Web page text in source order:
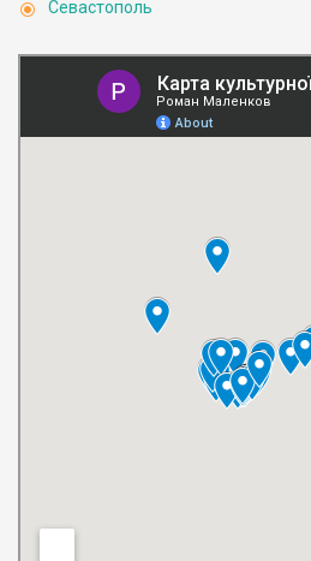
Севастополь